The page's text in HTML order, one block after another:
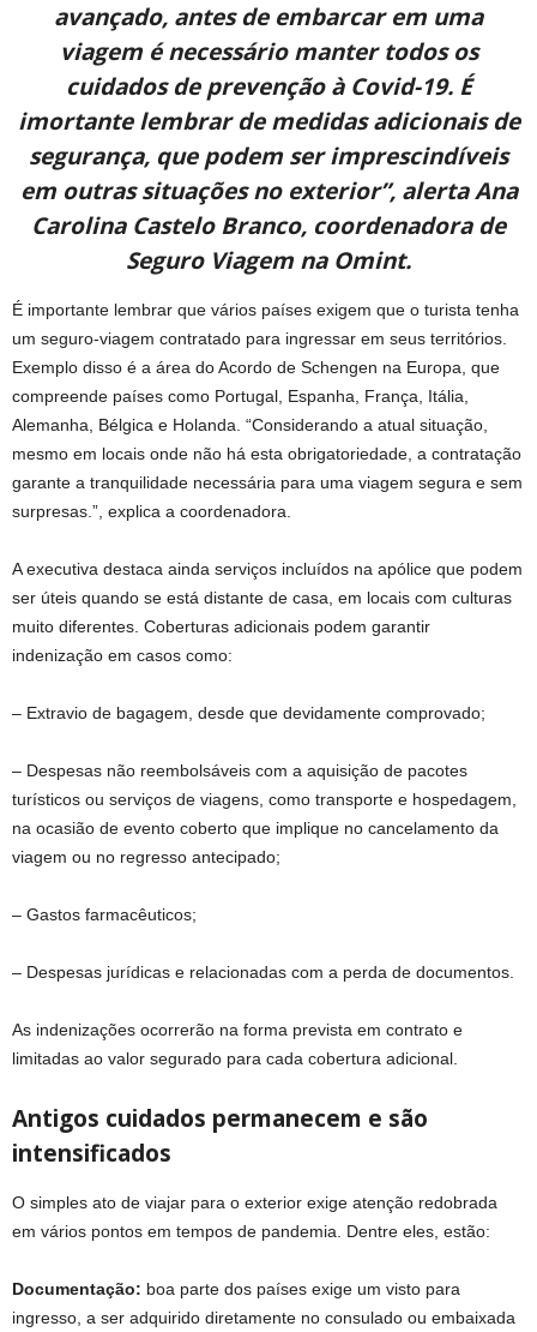
avançado, antes de embarcar em uma
viagem é necessário manter todos os
cuidados de prevenção à Covid-19. É
imortante lembrar de medidas adicionais de
segurança, que podem ser imprescindíveis
em outras situações no exterior”, alerta Ana
Carolina Castelo Branco, coordenadora de
Seguro Viagem na Omint.
É importante lembrar que vários países exigem que o turista tenha
um seguro-viagem contratado para ingressar em seus territórios.
Exemplo disso é a área do Acordo de Schengen na Europa, que
compreende países como Portugal, Espanha, França, Itália,
Alemanha, Bélgica e Holanda. “Considerando a atual situação,
mesmo em locais onde não há esta obrigatoriedade, a contratação
garante a tranquilidade necessária para uma viagem segura e sem
surpresas.”, explica a coordenadora.
A executiva destaca ainda serviços incluídos na apólice que podem
ser úteis quando se está distante de casa, em locais com culturas
muito diferentes. Coberturas adicionais podem garantir
indenização em casos como:
– Extravio de bagagem, desde que devidamente comprovado;
– Despesas não reembolsáveis com a aquisição de pacotes
turísticos ou serviços de viagens, como transporte e hospedagem,
na ocasião de evento coberto que implique no cancelamento da
viagem ou no regresso antecipado;
– Gastos farmacêuticos;
– Despesas jurídicas e relacionadas com a perda de documentos.
As indenizações ocorrerão na forma prevista em contrato e
limitadas ao valor segurado para cada cobertura adicional.
Antigos cuidados permanecem e são
intensificados
O simples ato de viajar para o exterior exige atenção redobrada
em vários pontos em tempos de pandemia. Dentre eles, estão:
Documentação: boa parte dos países exige um visto para
ingresso, a ser adquirido diretamente no consulado ou embaixada